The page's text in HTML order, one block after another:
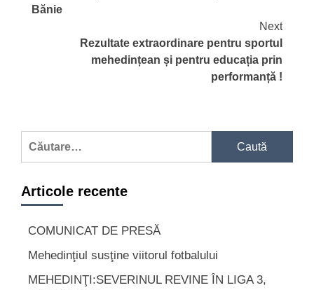
Bănie
Next
Rezultate extraordinare pentru sportul
mehedințean și pentru educația prin
performanță !
Articole recente
COMUNICAT DE PRESĂ
Mehedinţiul susţine viitorul fotbalului
MEHEDINŢI:SEVERINUL REVINE ÎN LIGA 3,